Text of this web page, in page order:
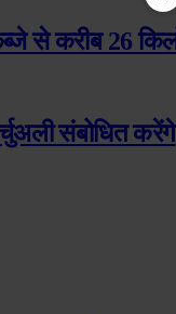
से करीब 26
संबोधित करेंगे